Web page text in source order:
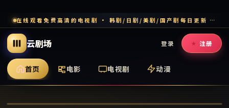
在线观看免费高清的电视剧 · 韩剧/日剧/美剧/国产剧每日更新 · 多端流畅追剧
云剧场
首页 电影 电视剧 动漫
登录 注册